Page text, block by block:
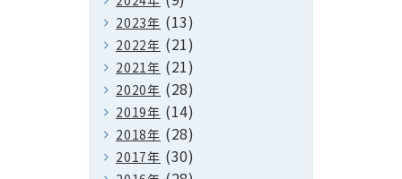
2023年 (13)
2022年 (21)
2021年 (21)
2020年 (28)
2019年 (14)
2018年 (28)
2017年 (30)